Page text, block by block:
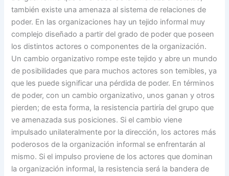
también existe una amenaza al sistema de relaciones de
poder. En las organizaciones hay un tejido informal muy
complejo diseñado a partir del grado de poder que poseen
los distintos actores o componentes de la organización.
Un cambio organizativo rompe este tejido y abre un mundo
de posibilidades que para muchos actores son temibles, ya
que les puede significar una pérdida de poder. En términos
de poder, con un cambio organizativo, unos ganan y otros
pierden; de esta forma, la resistencia partiría del grupo que
ve amenazada sus posiciones. Si el cambio viene
impulsado unilateralmente por la dirección, los actores más
poderosos de la organización informal se enfrentarán al
mismo. Si el impulso proviene de los actores que dominan
la organización informal, la resistencia será la bandera de